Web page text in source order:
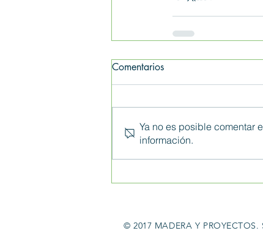
Comentarios
Ya no es posible comentar
información.
© 2017 MADERA Y